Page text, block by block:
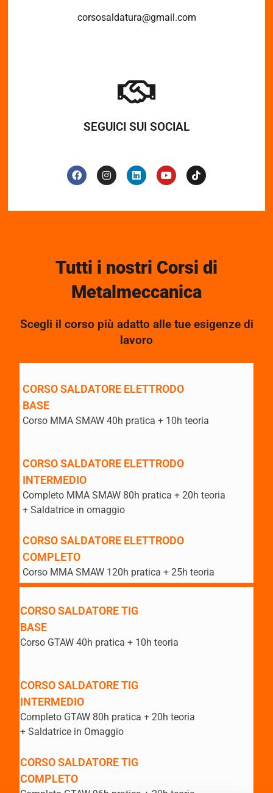
corsosaldatura@gmail.com
SEGUICI SUI SOCIAL
Tutti i nostri Corsi di
Metalmeccanica
Scegli il corso più adatto alle tue esigenze di
lavoro
CORSO SALDATORE ELETTRODO
BASE
Corso MMA SMAW 40h pratica + 10h teoria
CORSO SALDATORE ELETTRODO
INTERMEDIO
Completo MMA SMAW 80h pratica + 20h teoria
+ Saldatrice in omaggio
CORSO SALDATORE ELETTRODO
COMPLETO
Corso MMA SMAW 120h pratica + 25h teoria
CORSO SALDATORE TIG
BASE
Corso GTAW 40h pratica + 10h teoria
CORSO SALDATORE TIG
INTERMEDIO
Completo GTAW 80h pratica + 20h teoria
+ Saldatrice in Omaggio
CORSO SALDATORE TIG
COMPLETO